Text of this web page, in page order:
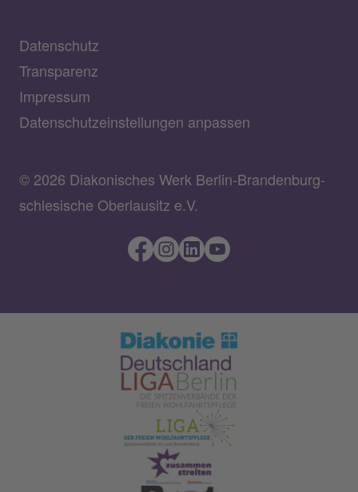
Datenschutz
Transparenz
Impressum
Datenschutzeinstellungen anpassen
© 2026 Diakonisches Werk Berlin-Brandenburg-
schlesische Oberlausitz e.V.